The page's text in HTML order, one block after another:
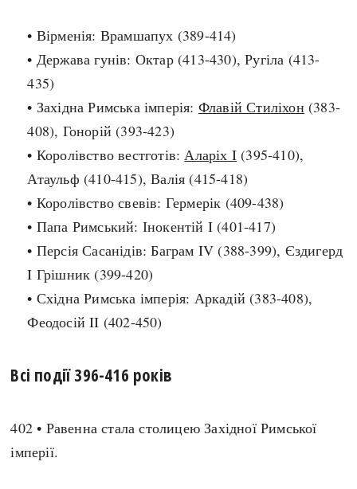
СЬОГОДНІ
ЗАГОЛОВКИ
ПРАВИЛА ЖИТТЯ
ВИ (НЕ) ЗНАЛИ
КРУГЛІ ДАТИ
КАРТИ
НОТА БЕНЕ
ФОТОІСТОРІЇ
ІНФОГРАФІКА
ПРЯМА МОВА
МОЯ ІСТОРІЯ
Архітектура і будівництво
Катастрофи
Кримінал
Україна радянська
• Вірменія: Врамшапух (389-414)
• Держава гунів: Октар (413-430), Ругіла (413-
435)
• Західна Римська імперія: Флавій Стиліхон (383-
408), Гонорій (393-423)
• Королівство вестготів:Аларіх I (395-410),
Атаульф (410-415), Валія (415-418)
• Королівство свевів: Гермерік (409-438)
• Папа Римський: Інокентій I (401-417)
• Персія Сасанідів: Баграм IV (388-399), Єздигерд
I Грішник (399-420)
• Східна Римська імперія: Аркадій (383-408),
Феодосій II (402-450)
Всі події 396-416 років
402 • Равенна стала столицею Західної Римської
імперії.